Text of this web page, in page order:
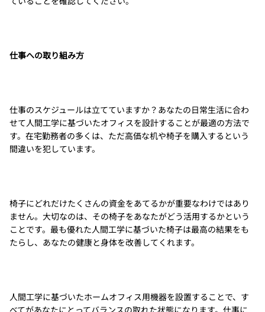
仕事への取り組み方
仕事のスケジュールは立てていますか？あなたの日常生活に合わ
せて人間工学に基づいたオフィスを設計することが最適の方法で
す。在宅勤務者の多くは、ただ高価な机や椅子を購入するという
間違いを犯しています。
椅子にどれだけたくさんの資金をあてるかが重要なわけではあり
ません。大切なのは、その椅子をあなたがどう活用するかという
ことです。最も優れた人間工学に基づいた椅子は最高の結果をも
たらし、あなたの健康と身体を改善してくれます。
人間工学に基づいたホームオフィス用機器を設置することで、す
べてがあなたにとってバランスの取れた状態になります。仕事に